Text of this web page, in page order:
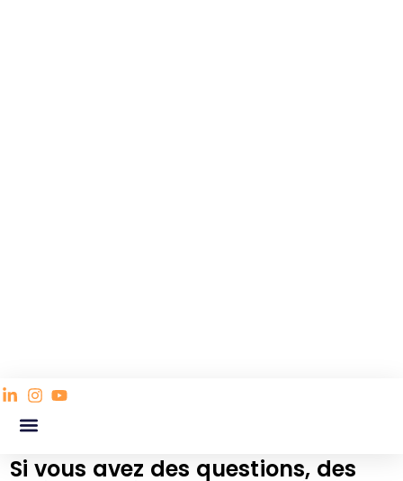
Si vous avez des questions, des